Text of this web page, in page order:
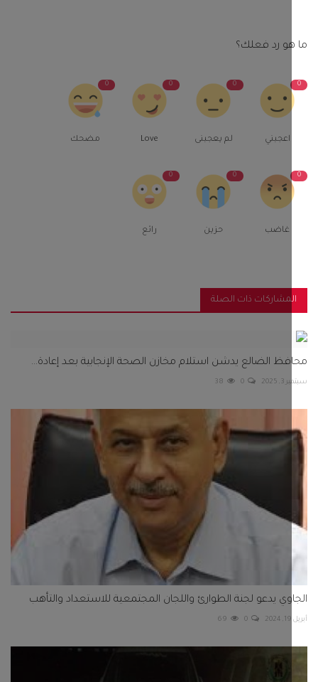
رد فعلك؟
لم يعجبنى مضحك
ذات الصلة
الضالع يدشن استلام مخازن الصحة الإنجابية بعد إعادة...
0
38
يدعو لجنة الطوارئ واللجان المجتمعية للاستعداد والتأهب
0
69